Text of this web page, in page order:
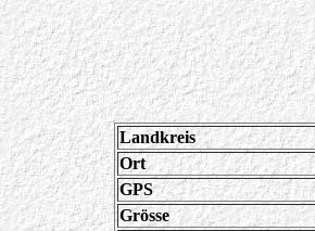
Landkreis
Ort
GPS
Grösse